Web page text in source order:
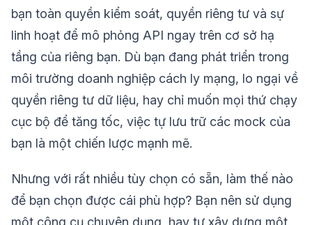
bạn toàn quyền kiểm soát, quyền riêng tư và sự
linh hoạt để mô phỏng API ngay trên cơ sở hạ
tầng của riêng bạn. Dù bạn đang phát triển trong
môi trường doanh nghiệp cách ly mạng, lo ngại về
quyền riêng tư dữ liệu, hay chỉ muốn mọi thứ chạy
cục bộ để tăng tốc, việc tự lưu trữ các mock của
bạn là một chiến lược mạnh mẽ.
Nhưng với rất nhiều tùy chọn có sẵn, làm thế nào
để bạn chọn được cái phù hợp? Bạn nên sử dụng
một công cụ chuyên dụng, hay tự xây dựng một